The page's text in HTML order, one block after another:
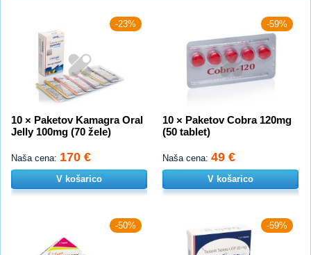
-23%
10 × Paketov Kamagra Oral
Jelly 100mg (70 žele)
Naša cena: 170 €
V košarico
-59%
10 × Paketov Cobra 120mg
(50 tablet)
Naša cena: 49 €
V košarico
-50% -59%